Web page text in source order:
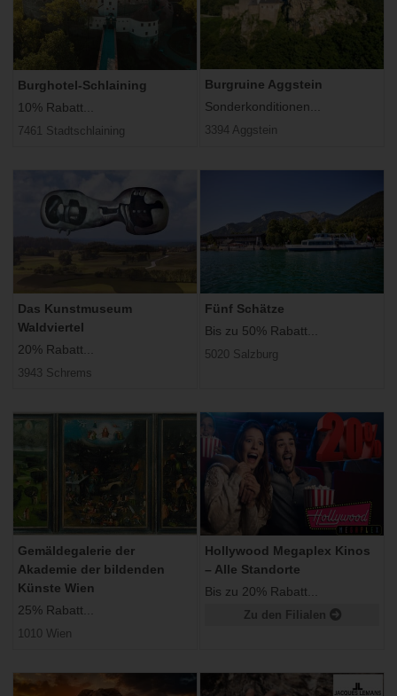
Burghotel-Schlaining
10% Rabatt...
7461 Stadtschlaining
Burgruine Aggstein
Sonderkonditionen...
3394 Aggstein
Das Kunstmuseum
Waldviertel
20% Rabatt...
3943 Schrems
Fünf Schätze
Bis zu 50% Rabatt...
5020 Salzburg
Gemäldegalerie der
Akademie der bildenden
Künste Wien
25% Rabatt...
1010 Wien
Hollywood Megaplex Kinos
– Alle Standorte
Bis zu 20% Rabatt...
Zu den Filialen